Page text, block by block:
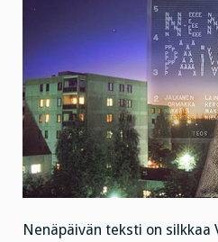
Nenäpäivän teksti on silkkaa